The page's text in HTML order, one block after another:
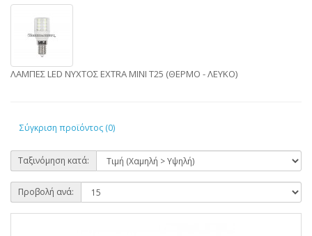
ΛΑΜΠΕΣ LED ΝΥΧΤΟΣ EXTRA MINI T25 (ΘΕΡΜΟ - ΛΕΥΚΟ)
Σύγκριση προϊόντος (0)
Ταξινόμηση κατά:
Προβολή ανά: